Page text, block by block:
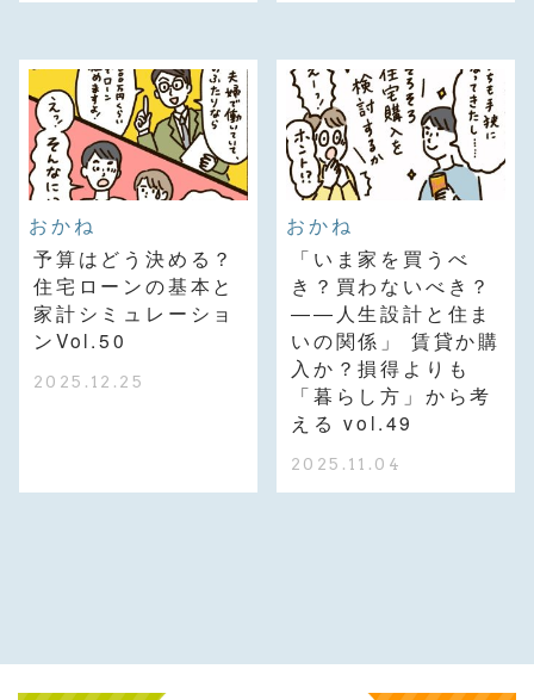
おかね
予算はどう決める？
住宅ローンの基本と
家計シミュレーショ
ンVol.50
2025.12.25
おかね
「いま家を買うべ
き？買わないべき？
――人生設計と住ま
いの関係」 賃貸か購
入か？損得よりも
「暮らし方」から考
える vol.49
2025.11.04